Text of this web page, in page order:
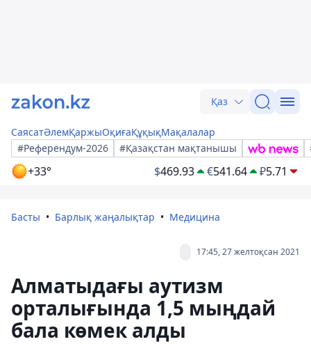
Қаз
СаясатӘлемҚаржыОқиғаҚұқықМақалалар
#Референдум-2026
#Қазақстан мақтанышы
+33° $469.93 €541.64 ₽5.71
Басты Барлық жаңалықтар Медицина
17:45, 27 желтоқсан 2021
Алматыдағы аутизм
орталығында 1,5 мыңдай
бала көмек алды